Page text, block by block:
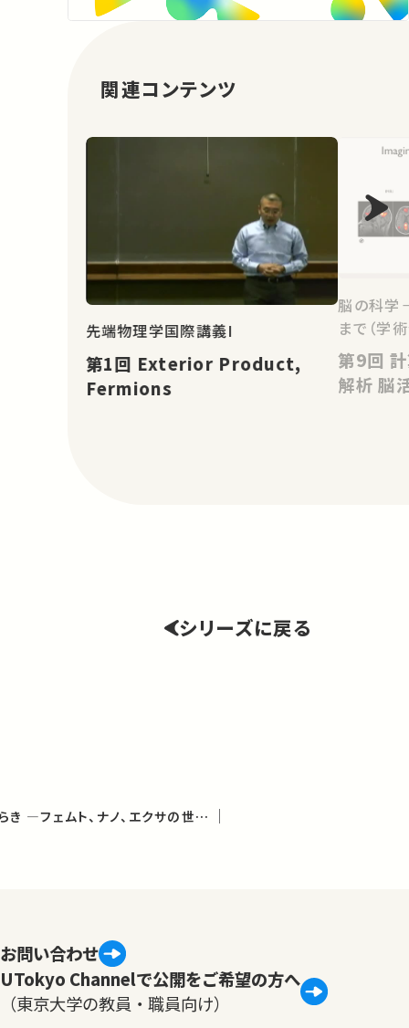
関連コンテンツ
先端物理学国際講義I
第1回 Exterior Product,
Fermions
脳の科学
まで（学
第9回 計算神経科学－モデルと
解
シリーズに戻る
物質のはじまりとはたらき ―フェムト、ナノ、エクサの世界 (学術俯瞰講義)
お問い合わせ
UTokyo Channelで公開をご希望の方へ
（東京大学の教員・職員向け）